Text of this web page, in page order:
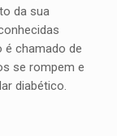
da sua
chamado de
se rompem e
diabético.